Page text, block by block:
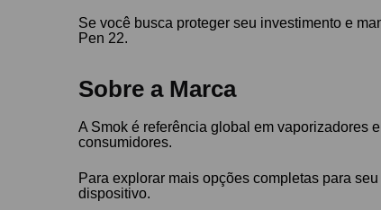
Se você busca proteger seu investimento e
Pen 22.
Sobre a Marca
A Smok é referência global em vaporizadores
consumidores.
Para explorar mais opções completas para
dispositivo.